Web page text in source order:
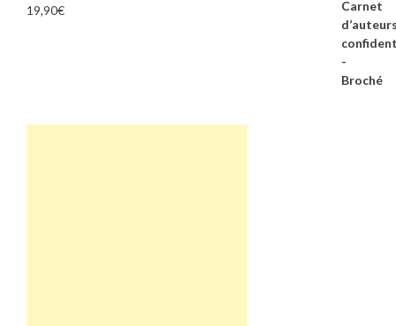
19,90€